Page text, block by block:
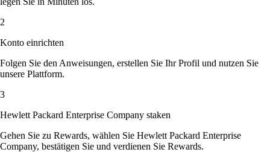
2
Konto einrichten
Folgen Sie den Anweisungen, erstellen Sie Ihr Profil und nutzen Sie
unsere Plattform.
3
Hewlett Packard Enterprise Company staken
Gehen Sie zu Rewards, wählen Sie Hewlett Packard Enterprise
Company, bestätigen Sie und verdienen Sie Rewards.